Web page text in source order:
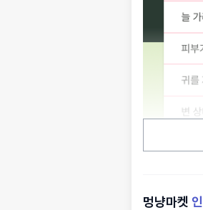
멍냥마켓